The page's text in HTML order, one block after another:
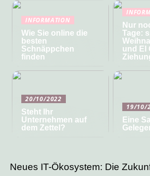
INFORMATION
Wie Sie online die
besten
Schnäppchen
finden
Nur
Tage:
und El
20/10/2022
Steht Ihr
Unternehmen auf
dem Zettel?
19/10/
Eine
Neues IT-Ökosystem: Die